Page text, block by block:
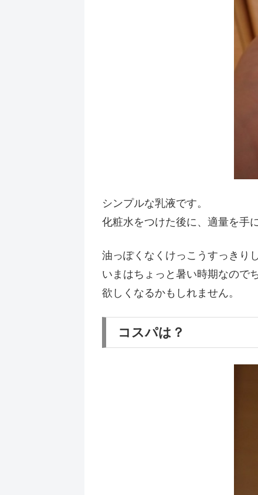
シンプルな乳液です。
化粧水をつけた後に、適量を手
油っぽくなくけっこうすっきり
いまはちょっと暑い時期なので
欲しくなるかもしれません。
コスパは？